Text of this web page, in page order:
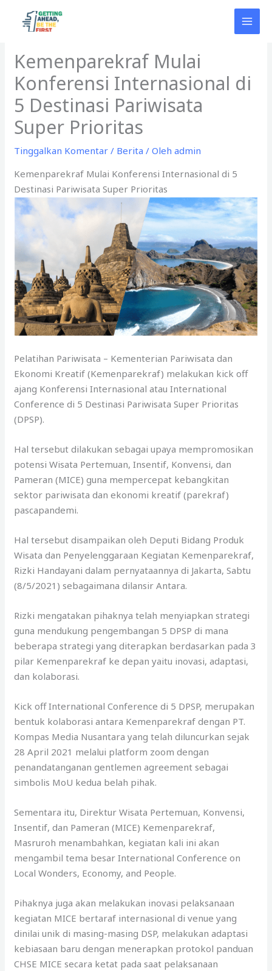
Kemenparekraf Mulai
Konferensi Internasional di
5 Destinasi Pariwisata
Super Prioritas
Tinggalkan Komentar / Berita / Olehadmin
Kemenparekraf Mulai Konferensi Internasional di 5
Destinasi Pariwisata Super Prioritas
Pelatihan Pariwisata – Kementerian Pariwisata dan
Ekonomi Kreatif (Kemenparekraf) melakukan kick off
ajang Konferensi Internasional atau International
Conference di 5 Destinasi Pariwisata Super Prioritas
(DPSP).
Hal tersebut dilakukan sebagai upaya mempromosikan
potensi Wisata Pertemuan, Insentif, Konvensi, dan
Pameran (MICE) guna mempercepat kebangkitan
sektor pariwisata dan ekonomi kreatif (parekraf)
pascapandemi.
Hal tersebut disampaikan oleh Deputi Bidang Produk
Wisata dan Penyelenggaraan Kegiatan Kemenparekraf,
Rizki Handayani dalam pernyataannya di Jakarta, Sabtu
(8/5/2021) sebagaimana dilansir Antara.
Rizki mengatakan pihaknya telah menyiapkan strategi
guna mendukung pengembangan 5 DPSP di mana
beberapa strategi yang diterapkan berdasarkan pada 3
pilar Kemenparekraf ke depan yaitu inovasi, adaptasi,
dan kolaborasi.
Kick off International Conference di 5 DPSP, merupakan
bentuk kolaborasi antara Kemenparekraf dengan PT.
Kompas Media Nusantara yang telah diluncurkan sejak
28 April 2021 melalui platform zoom dengan
penandatanganan gentlemen agreement sebagai
simbolis MoU kedua belah pihak.
Sementara itu, Direktur Wisata Pertemuan, Konvensi,
Insentif, dan Pameran (MICE) Kemenparekraf,
Masruroh menambahkan, kegiatan kali ini akan
mengambil tema besar International Conference on
Local Wonders, Economy, and People.
Pihaknya juga akan melakukan inovasi pelaksanaan
kegiatan MICE bertaraf internasional di venue yang
dinilai unik di masing-masing DSP, melakukan adaptasi
kebiasaan baru dengan menerapkan protokol panduan
CHSE MICE secara ketat pada saat pelaksanaan